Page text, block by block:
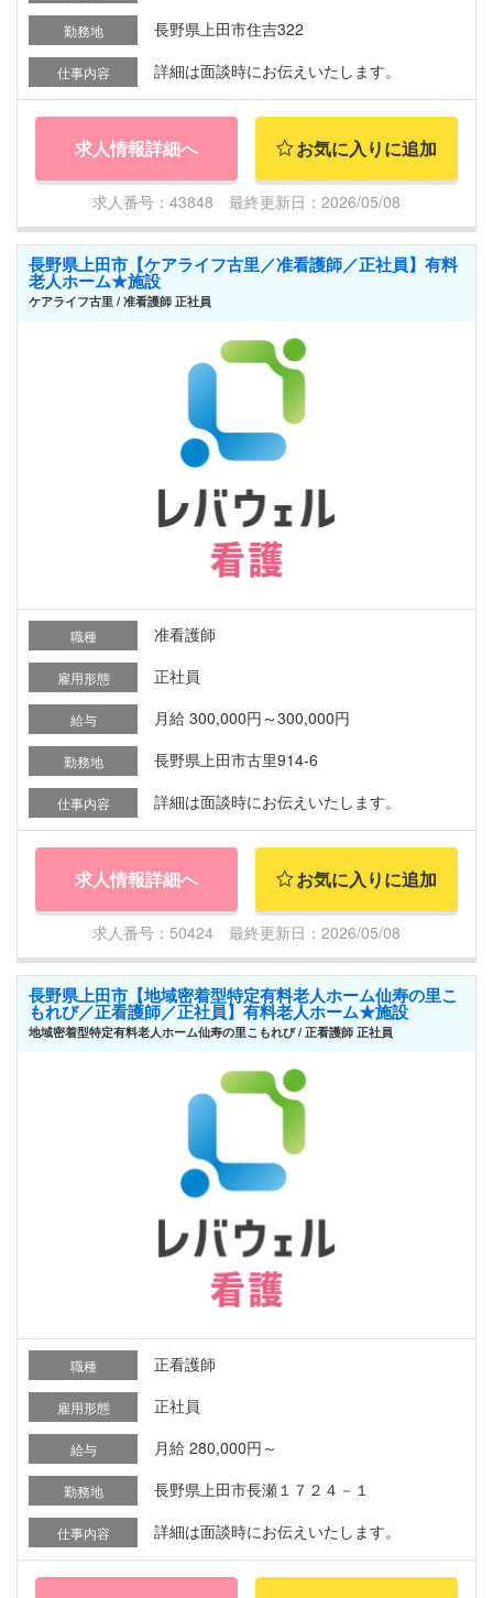
勤務地 長野県上田市住吉322
仕事内容 詳細は面談時にお伝えいたします。
求人情報詳細へ お気に入りに追加
求人番号：43848 最終更新日：2026/05/08
長野県上田市【ケアライフ古里／准看護師／正社員】有料
老人ホーム★施設
ケアライフ古里 / 准看護師 正社員
職種 准看護師
雇用形態 正社員
給与 月給 300,000円～300,000円
勤務地 長野県上田市古里914-6
仕事内容 詳細は面談時にお伝えいたします。
求人情報詳細へ お気に入りに追加
求人番号：50424 最終更新日：2026/05/08
長野県上田市【地域密着型特定有料老人ホーム仙寿の里こ
もれび／正看護師／正社員】有料老人ホーム★施設
地域密着型特定有料老人ホーム仙寿の里こもれび / 正看護師 正社員
職種 正看護師
雇用形態 正社員
給与 月給 280,000円～
勤務地 長野県上田市長瀬１７２４－１
仕事内容 詳細は面談時にお伝えいたします。